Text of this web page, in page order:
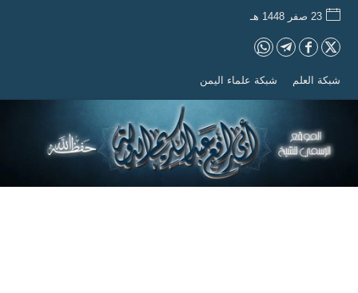
23 صفر 1448 هـ
شبكة العلم شبكة علماء اليمن